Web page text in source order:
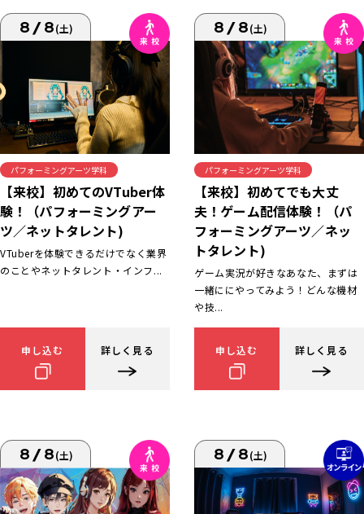
8/8(土)
パフォーミングアーツ学科
【来校】初めてのVTuber体
験！（パフォーミングアー
ツ／ネットタレント)
VTuberを体験できるだけでなく業界
のことやネットタレント・インフ...
申し込む 詳しく見る
8/8(土)
パフォーミングアーツ学科
【来校】初めてでも大丈
夫！ゲーム配信体験！（パ
フォーミングアーツ／ネッ
トタレント)
ゲーム実況が好きなあなた、まずは
一緒ににやってみよう！どんな機材
や技...
申し込む 詳しく見る
8/8(土) 8/8(土)